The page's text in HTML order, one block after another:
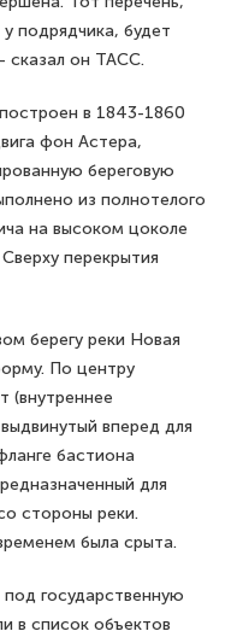
подрядчика, будет
сказал он ТАСС.
в 1843-1860
фон Астера,
береговую
из полнотелого
на высоком цоколе
перекрытия
берегу реки Новая
По центру
(внутреннее
вперед для
бастиона
для
стороны реки.
была срыта.
государственную
в список объектов